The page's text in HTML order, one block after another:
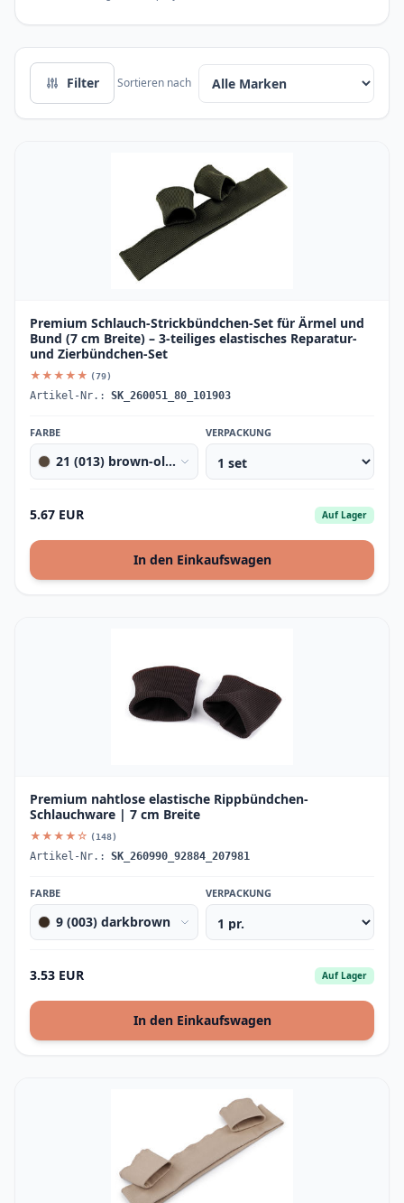
Filter Sortieren nach
Premium Schlauch-Strickbündchen-Set für Ärmel und
Bund (7 cm Breite) – 3-teiliges elastisches Reparatur-
und Zierbündchen-Set
★★★★★ (79)
Artikel-Nr.: SK_260051_80_101903
FARBE
21 (013) brown-olive
VERPACKUNG
5.67 EUR Auf Lager
In den Einkaufswagen
Premium nahtlose elastische Rippbündchen-
Schlauchware | 7 cm Breite
★★★★☆ (148)
Artikel-Nr.: SK_260990_92884_207981
FARBE
9 (003) darkbrown
VERPACKUNG
3.53 EUR Auf Lager
In den Einkaufswagen